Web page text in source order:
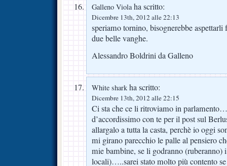
Galleno Violaha scritto:
Dicembre 13th, 2012 alle 22:13
speriamo tornino, bisognerebbe
due belle vanghe.
Alessandro Boldrini da Galleno
White shark ha scritto:
Dicembre 13th, 2012 alle 22:15
Ci sta che ce li ritroviamo in
d’accordissimo con te per il post sul
allargalo a tutta la casta, perchè io oggi
mi girano parecchio le palle al pensiero
mie bambine, se li godranno
locali)…..sarei stato molto più contento